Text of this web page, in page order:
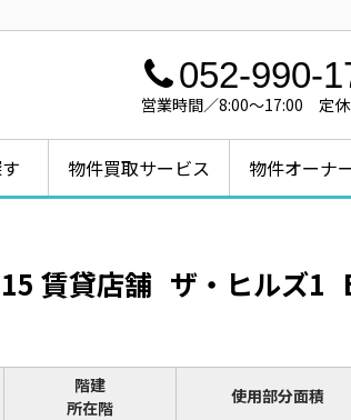
052-990-
営業時間／8:00～17:00 定
物件買取サービス 物件オーナ
賃貸店舗 ザ・ヒルズ1
階建
所在階
使用部分面積